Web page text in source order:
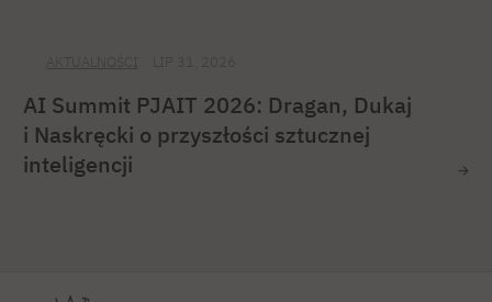
AI Summit PJAIT 2026: Dragan, Dukaj
i Naskręcki o przyszłości sztucznej
inteligencji